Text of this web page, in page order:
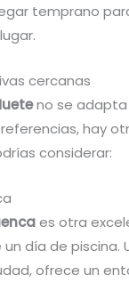
temprano
cercanas
no se adapta
hay
considerar:
es otra
día de piscina.
ofrece un